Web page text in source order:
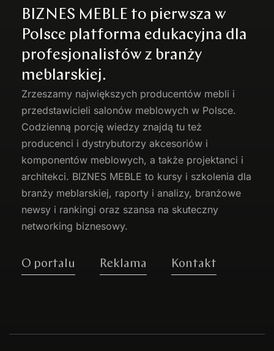
BIZNES MEBLE to pierwsza w
Polsce platforma edukacyjna dla
profesjonalistów z branży
meblarskiej.
Zrzeszamy największych producentów mebli i
przedstawicieli salonów meblowych w Polsce.
Codzienną porcję wiedzy znajdą tu też
producenci i dystrybutorzy akcesoriów i
komponentów meblowych, a także projektanci i
architekci. BIZNES MEBLE to kursy i szkolenia dla
branży meblarskiej, raporty i analizy, branżowe
newsy i rankingi oraz szansa na skuteczny
networking biznesowy.
O portalu Reklama Kontakt